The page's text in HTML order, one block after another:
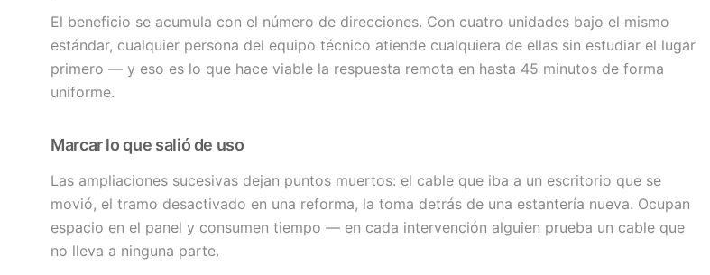
El beneficio se acumula con el número de direcciones. Con cuatro unidades bajo el mismo
estándar, cualquier persona del equipo técnico atiende cualquiera de ellas sin estudiar el lugar
primero — y eso es lo que hace viable la respuesta remota en hasta 45 minutos de forma
uniforme.
Marcar lo que salió de uso
Las ampliaciones sucesivas dejan puntos muertos: el cable que iba a un escritorio que se
movió, el tramo desactivado en una reforma, la toma detrás de una estantería nueva. Ocupan
espacio en el panel y consumen tiempo — en cada intervención alguien prueba un cable que
no lleva a ninguna parte.